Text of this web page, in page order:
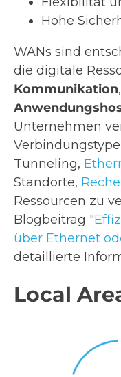
Hohe
WANs sind
die digitale
Kommunikation,
Unternehmen
Tunneling,
Standorte,
Ressourcen zu
Blogbeitrag "
über Ethernet
detaillierte
Local